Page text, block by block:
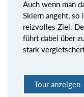
Auch wenn man
Skiern angeht, so
reizvolles Ziel.
führt dabei über
stark
Tour anzeigen